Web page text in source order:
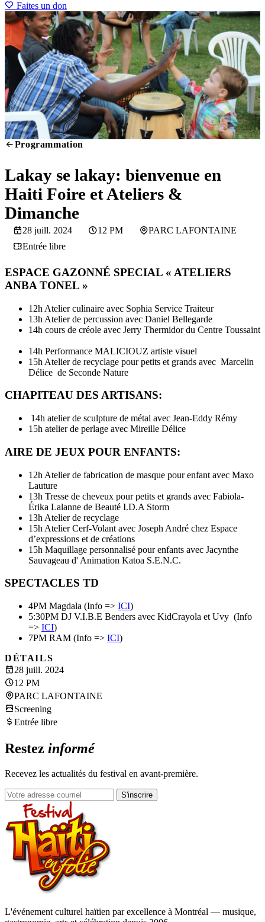
Faites un don
Programmation
Lakay se lakay: bienvenue en
Haiti Foire et Ateliers &
Dimanche
28 juill. 2024 12 PM
PARC LAFONTAINE
Entrée libre
ESPACE GAZONNÉ SPECIAL « ATELIERS
ANBA TONEL »
12h Atelier culinaire avec Sophia Service Traiteur
13h Atelier de percussion avec Daniel Bellegarde
14h cours de créole avec Jerry Thermidordu Centre Toussaint
14h Performance MALICIOUZ artiste visuel
15h Atelier de recyclage pour petits et grands avec Marcelin
Délice de Seconde Nature
CHAPITEAU DES ARTISANS:
14h atelier de sculpture de métal avec Jean-Eddy Rémy
15h atelier de perlage avec Mireille Délice
AIRE DE JEUX POUR ENFANTS:
12h Atelier de fabrication de masque pour enfant avec Maxo
Lauture
13h Tresse de cheveux pour petits et grands avec Fabiola-
Érika Lalanne de Beauté I.D.A Storm
13h Atelier de recyclage
15h Atelier Cerf-Volant avec Joseph André chez Espace
d’expressions et de créations
15h Maquillage personnalisé pour enfants avec Jacynthe
Sauvageau d' Animation Katoa S.E.N.C.
SPECTACLES TD
4PM Magdala (Info => ICI)
5:30PM DJ V.I.B.E Benders avec KidCrayola et Uvy (Info
=> ICI)
7PM RAM (Info => ICI)
DÉTAILS
28 juill. 2024
12 PM
PARC LAFONTAINE
Screening
Entrée libre
Restez informé
Recevez les actualités du festival en avant-première.
S'inscrire
L'événement culturel haïtien par excellence à Montréal — musique,